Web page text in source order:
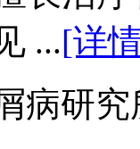
...[详
病研